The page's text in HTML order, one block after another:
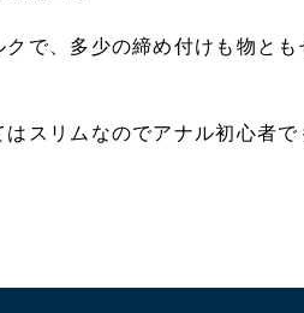
で、多少の締め付けも物とも
スリムなのでアナル初心者で